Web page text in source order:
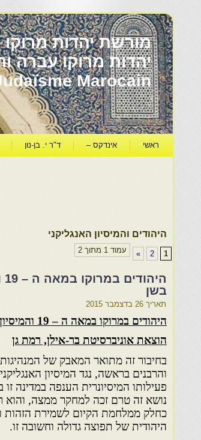
מורשת יהדות מרוקו
Marocain
ראשי אינדקס – ד"ר י. בן-נון
היהודים והמיסיון האנגליקני
עמוד 1 מתוך 2 1
2
»
בשן
תאריך 26 בדצמבר 2015
היהודים במרוקו במאה ה –19 והמיסיון האנגליקני
הוצאת אוניברסיטת בר-אילן, רמת גן
בחיבור זה מתואר המאבק של
והרבנים בראשה, נגד המיסיון
נושא זה טרם זכה למחקר ממצה, והוא
כחלק ממלחמת הקיום לשמירת הזהות
היהודית של תפוצה גדולה וחשובה זו.